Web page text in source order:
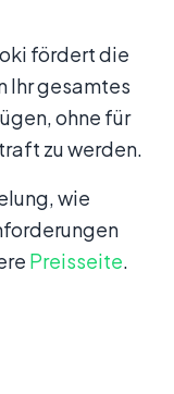
fördert die
Ihr gesamtes
ohne für
zu werden.
wie
Preisseite.